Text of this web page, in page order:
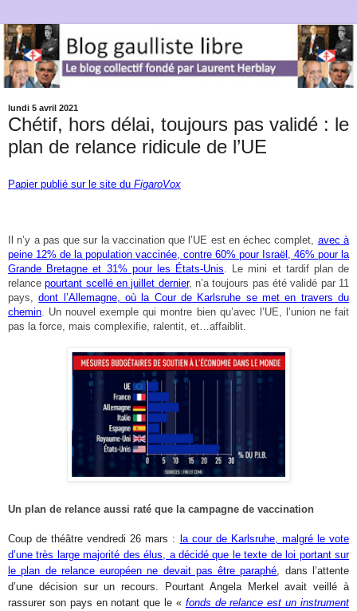
lundi 5 avril 2021
Chétif, hors délai, toujours pas validé : le
plan de relance ridicule de l’UE
Papier publié sur le site du FigaroVox
Il n’y a pas que sur la vaccination que l’UE est en échec complet, avec à
peine 12% de la population vaccinée, contre 60% pour Israël, 46% pour la
Grande Bretagne et 31% pour les États-Unis . Le mini et tardif plan de
relancepourtant scellé en juillet dernier, n’a toujours pas été validé par 11
pays,dont l’Allemagne, où la Cour de Karlsruhe se met en travers du
chemin . Un nouvel exemple qui montre bien qu’avec l’UE, l’union ne fait
pas la force, mais complexifie, ralentit, et…affaiblit.
Un plan de relance aussi raté que la campagne de vaccination
Coup de théâtre vendredi 26 mars :
la cour de Karlsruhe, malgré le vote
d’une très large majorité des élus, a décidé que le texte de loi portant sur
le plan de relance européen ne devait pas être paraphé , dans l’attente
d’une décision sur un recours. Pourtant Angela Merkel avait veillé à
rassurer son pays en notant que le « fonds de relance est un instrument